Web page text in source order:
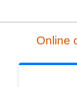
Online